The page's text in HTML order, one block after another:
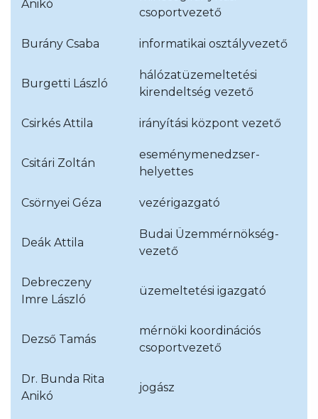
Anikó
csoportvezető
Burány Csaba informatikai osztályvezető
Burgetti László
hálózatüzemeltetési
kirendeltség vezető
Csirkés Attila irányítási központ vezető
Csitári Zoltán
eseménymenedzser-
helyettes
Csörnyei Géza vezérigazgató
Deák Attila
Budai Üzemmérnökség-
vezető
Debreczeny
Imre László
üzemeltetési igazgató
Dezső Tamás
mérnöki koordinációs
csoportvezető
Dr. Bunda Rita
Anikó
jogász